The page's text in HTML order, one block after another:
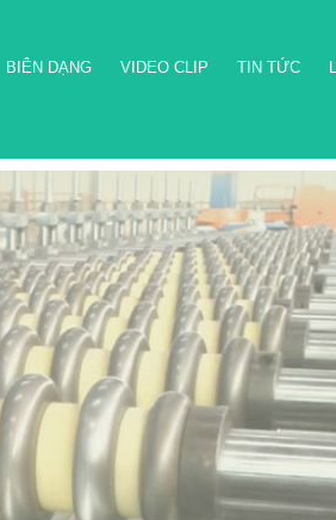
BIÊN DẠNG VIDEO CLIP TIN TỨC